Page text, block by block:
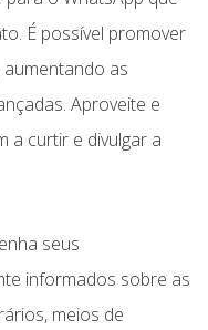
É possível promover
as
Aproveite e
a curtir e divulgar a
seus
informados sobre as
meios de